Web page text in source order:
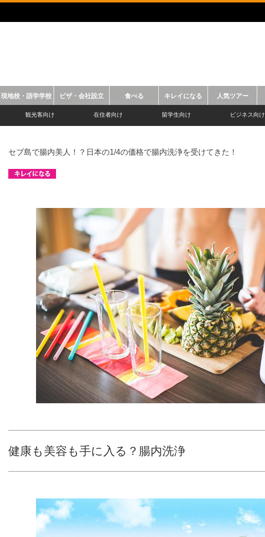
現地校・語学学校 ビザ・会社設立 食べる キレイになる 人気ツアー
観光客向け 在住者向け 留学生向け ビジネス向け
セブ島で腸内美人！？日本の1/4の価格で腸内洗浄を受けてきた！
健康も美容も手に入る？腸内洗浄